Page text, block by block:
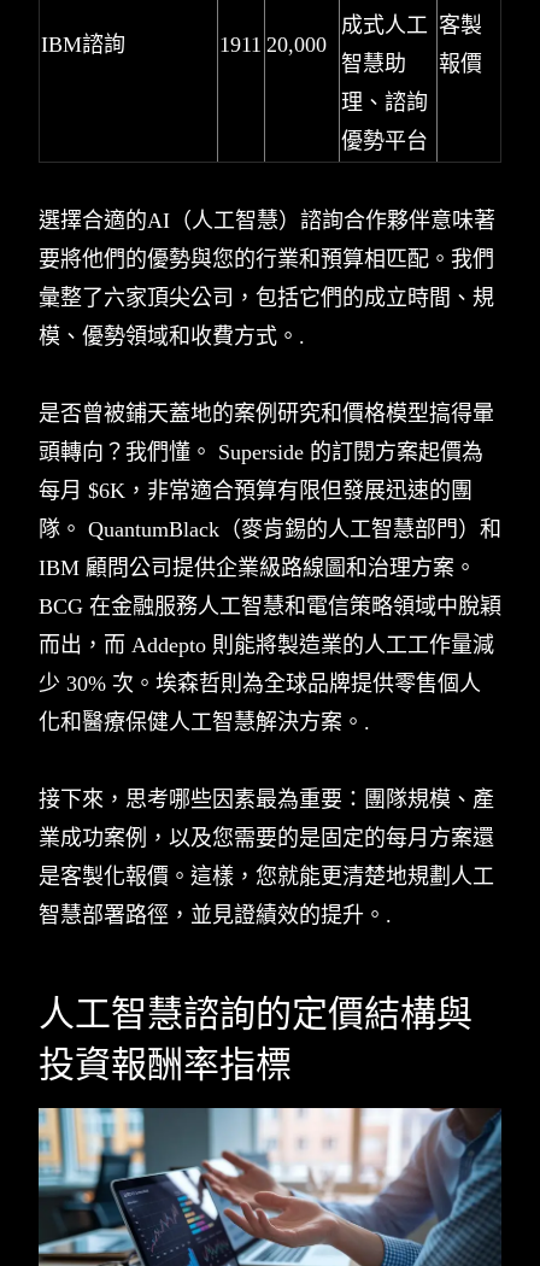
IBM諮詢 1911 20,000
成式人工
智慧助
理、諮詢
優勢平台
客製
報價
選擇合適的AI（人工智慧）諮詢合作夥伴意味著
要將他們的優勢與您的行業和預算相匹配。我們
彙整了六家頂尖公司，包括它們的成立時間、規
模、優勢領域和收費方式。.
是否曾被鋪天蓋地的案例研究和價格模型搞得暈
頭轉向？我們懂。 Superside 的訂閱方案起價為
每月 $6K，非常適合預算有限但發展迅速的團
隊。 QuantumBlack（麥肯錫的人工智慧部門）和
IBM 顧問公司提供企業級路線圖和治理方案。
BCG 在金融服務人工智慧和電信策略領域中脫穎
而出，而 Addepto 則能將製造業的人工工作量減
少 30% 次。埃森哲則為全球品牌提供零售個人
化和醫療保健人工智慧解決方案。.
接下來，思考哪些因素最為重要：團隊規模、產
業成功案例，以及您需要的是固定的每月方案還
是客製化報價。這樣，您就能更清楚地規劃人工
智慧部署路徑，並見證績效的提升。.
人工智慧諮詢的定價結構與
投資報酬率指標